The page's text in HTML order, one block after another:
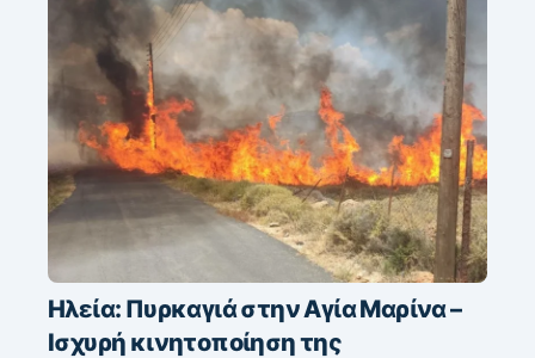
Ηλεία: Πυρκαγιά στην Αγία Μαρίνα –
Ισχυρή κινητοποίηση της